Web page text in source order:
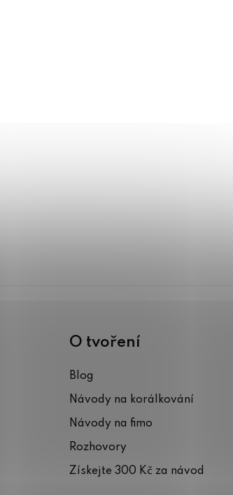
O tvoření
Blog
Návody na korálkování
Návody na fimo
Rozhovory
Získejte 300 Kč za návod